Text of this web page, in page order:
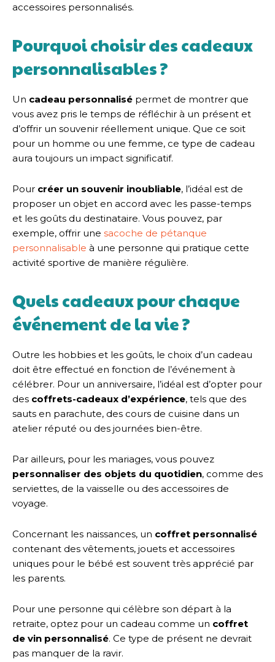
accessoires personnalisés.
Pourquoi choisir des cadeaux
personnalisables ?
Un cadeau personnalisé permet de montrer que
vous avez pris le temps de réfléchir à un présent et
d’offrir un souvenir réellement unique. Que ce soit
pour un homme ou une femme, ce type de cadeau
aura toujours un impact significatif.
Pour créer un souvenir inoubliable, l’idéal est de
proposer un objet en accord avec les passe-temps
et les goûts du destinataire. Vous pouvez, par
exemple, offrir une sacoche de pétanque
personnalisable à une personne qui pratique cette
activité sportive de manière régulière.
Quels cadeaux pour chaque
événement de la vie ?
Outre les hobbies et les goûts, le choix d’un cadeau
doit être effectué en fonction de l’événement à
célébrer. Pour un anniversaire, l’idéal est d’opter pour
des coffrets-cadeaux d’expérience, tels que des
sauts en parachute, des cours de cuisine dans un
atelier réputé ou des journées bien-être.
Par ailleurs, pour les mariages, vous pouvez
personnaliser des objets du quotidien, comme des
serviettes, de la vaisselle ou des accessoires de
voyage.
Concernant les naissances, un coffret personnalisé
contenant des vêtements, jouets et accessoires
uniques pour le bébé est souvent très apprécié par
les parents.
Pour une personne qui célèbre son départ à la
retraite, optez pour un cadeau comme un coffret
de vin personnalisé. Ce type de présent ne devrait
pas manquer de la ravir.